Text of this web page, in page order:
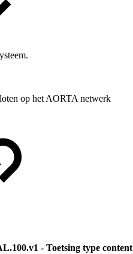
op het AORTA netwerk
- Toetsing type content